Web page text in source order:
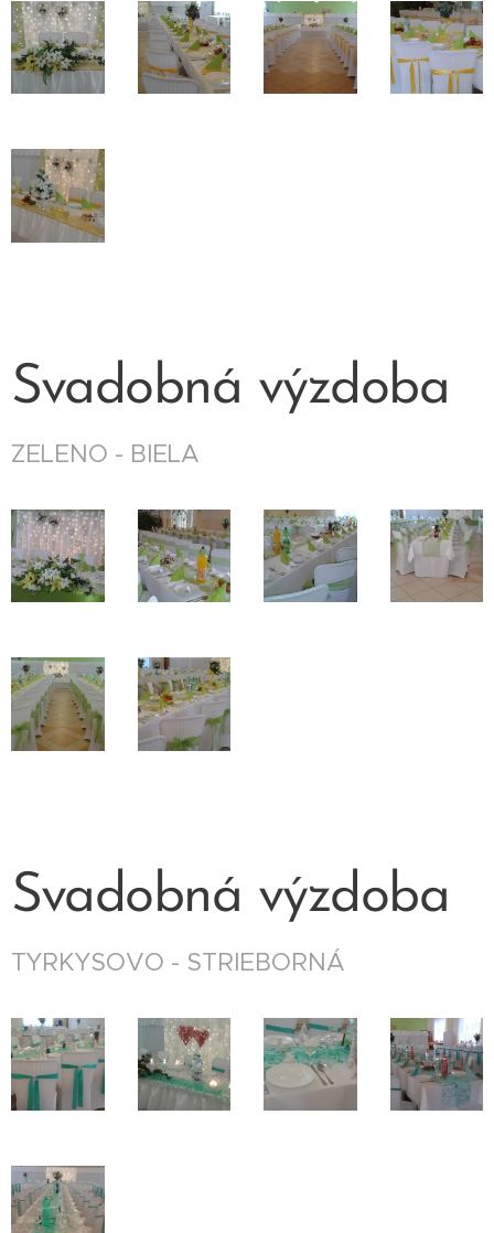
Svadobná výzdoba
ZELENO - BIELA
Svadobná výzdoba
TYRKYSOVO - STRIEBORNÁ